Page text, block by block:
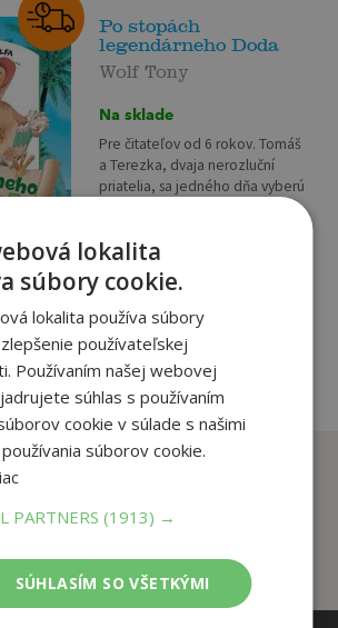
€
7,12 €
Po stopách
legendárneho Doda
Wolf Tony
Na sklade
Pre čitateľov od 6 rokov. Tomáš
a Terezka, dvaja nerozluční
priatelia, sa jedného dňa vyberú
na veľkú dobrodružnú cestu po
pridať do košíka
ktorí si kúpili
lokalita
súbory cookie.
lokalita používa súbory
používateľskej
Používaním našej webovej
súhlas s používaním
cookie v súlade s našimi
súborov cookie.
PARTNERS(1913) →
SÚHLASÍM SO VŠETKÝMI